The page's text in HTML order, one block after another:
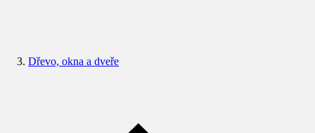
Dřevo, okna a dveře